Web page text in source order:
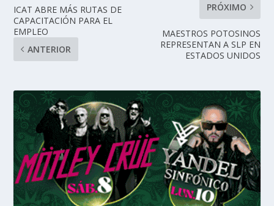
ICAT ABRE MÁS RUTAS DE
CAPACITACIÓN PARA EL
EMPLEO
ANTERIOR
PRÓXIMO
MAESTROS POTOSINOS
REPRESENTAN A SLP EN
ESTADOS UNIDOS